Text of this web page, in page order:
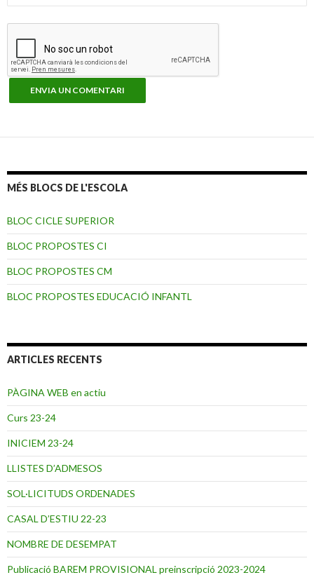
MÉS BLOCS DE L'ESCOLA
BLOC CICLE SUPERIOR
BLOC PROPOSTES CI
BLOC PROPOSTES CM
BLOC PROPOSTES EDUCACIÓ INFANTL
ARTICLES RECENTS
PÀGINA WEB en actiu
Curs 23-24
INICIEM 23-24
LLISTES D’ADMESOS
SOL·LICITUDS ORDENADES
CASAL D’ESTIU 22-23
NOMBRE DE DESEMPAT
Publicació BAREM PROVISIONAL preinscripció 2023-2024